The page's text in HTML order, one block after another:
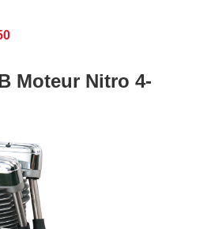
Moteur Nitro 4-